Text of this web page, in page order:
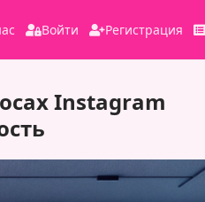
Войти Регистрация
Instagram